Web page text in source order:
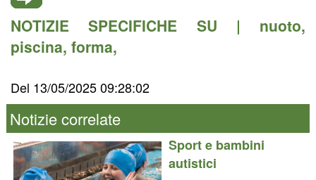
NOTIZIE SPECIFICHE SU | nuoto,
piscina, forma,
Del 13/05/2025 09:28:02
Notizie correlate
Sport e bambini
autistici